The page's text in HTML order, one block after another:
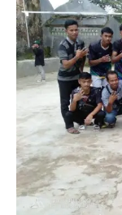
File SK
Sertifikat
JADWAL PAS
Paskibra
KIR
Sispala
PMR
Paksi
REGULASI
STRUKTUR
JADWAL
JADWAL
Kegiatan
GALERI
Form Santri
SPP PPDB
SPP PPDB
SPP Surat
SPP Surat
SPP Surat
SPP-IJIN
SPP-
MEDIA SOSIAL
Instagram
FB Madrasah
IG Madrasah
Yotube
E-MANTAP
e-CBT
E-Learning
E-CBT Playstore
e-Kompak
E-Raport (RDM)
E-Point
E-PERPUS
Rencana dan
Foto
Perkin 2023
SK TIM Kerja ZI
Undangan
Rapat KI Z1
Foto Kegiatan
Deklarasi ZI
Rapat K2 ZI
Rapat K3 ZI
SURAT PROGRES
Pengaduan